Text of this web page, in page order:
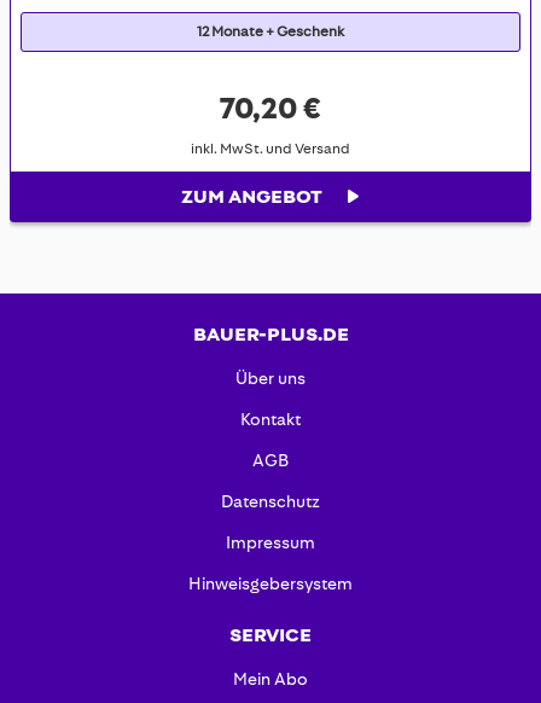
12 Monate + Geschenk
70,20 €
inkl. MwSt. und Versand
ZUM ANGEBOT
BAUER-PLUS.DE
Über uns
Kontakt
AGB
Datenschutz
Impressum
Hinweisgebersystem
SERVICE
Mein Abo